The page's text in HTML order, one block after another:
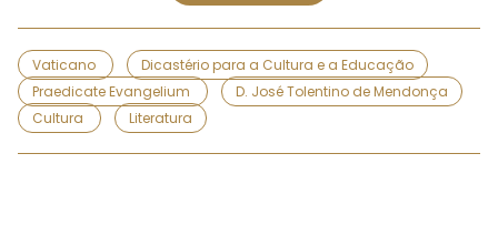
Vaticano
Dicastério para a Cultura e a Educação
Praedicate Evangelium
D. José Tolentino de Mendonça
Cultura
Literatura